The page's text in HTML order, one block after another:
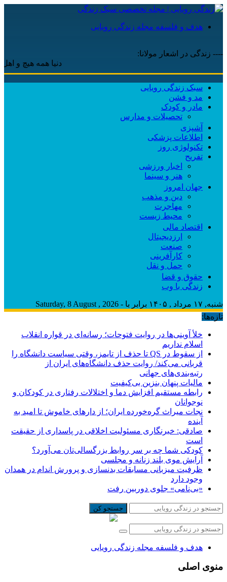
هدف و فلسفه مجله زندگی رویایی
---- زندگی در اشعار مولانا:
دنیا همه هیچ و اهل
سبک زندگی رویایی
مد و فشن
مادر و کودک
تحصیلات و مدارس
آشپزی
اطلاعات پزشکی
تکنولوژی روز
تفریح
اخبار ورزشی
هنر و سینما
جهان امروز
دین و مذهب
مهاجرت
محیط زیست
اقتصاد مالی
ارزدیجیتال
صنعت
کارآفرینی
حمل و نقل
حقوق و قضا
زندگی با وب
شنبه, ۱۷ مرداد , ۱۴۰۵ برابر با - Saturday, 8 August , 2026
تازه‌ها:
خلأ آوینی‌ها در روایت فتوحات؛ رسانه‌ای در قواره انقلاب
اسلام نداریم
از سقوط در QS تا حذف از تایمز، وقتی سیاست دانشگاه را
قربانی می‌کند/ روایت حذف دانشگاه‌های ایران از
رتبه‌بندی‌های جهانی
مالیات پنهان بنزین بی‌کیفیت
رابطه مستقیم افزایش دما و اختلالات رفتاری در کودکان و
نوجوانان
نجات میراث گره‌خورده ایران؛ از دارهای خاموش تا امید به
آینده
صادقی: خبرنگاری مسئولیت اخلاقی در پاسداری از حقیقت
است
کودکی شما چه بر سر روابط بزرگسالی‌تان می‌آورد؟
آرایش موی بلند زنانه و مجلسی
ظرفیت میزبانی مسابقات بدنسازی و پرورش اندام در همدان
وجود دارد
«بی‌نامی» جلوی دوربین رفت
جستجو کن
هدف و فلسفه مجله زندگی رویایی
منوی اصلی